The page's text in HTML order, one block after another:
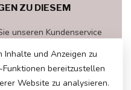
ZU DIESEM
unseren Kundenservice
weiter!
Inhalte und Anzeigen zu
bereitzustellen
Website zu analysieren.